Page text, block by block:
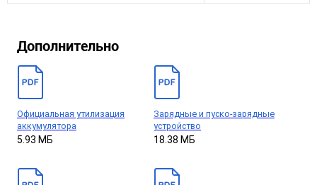
Дополнительно
Официальная утилизация
аккумулятора
5.93 МБ
Зарядные и пуско-зарядные
устройство
18.38 МБ